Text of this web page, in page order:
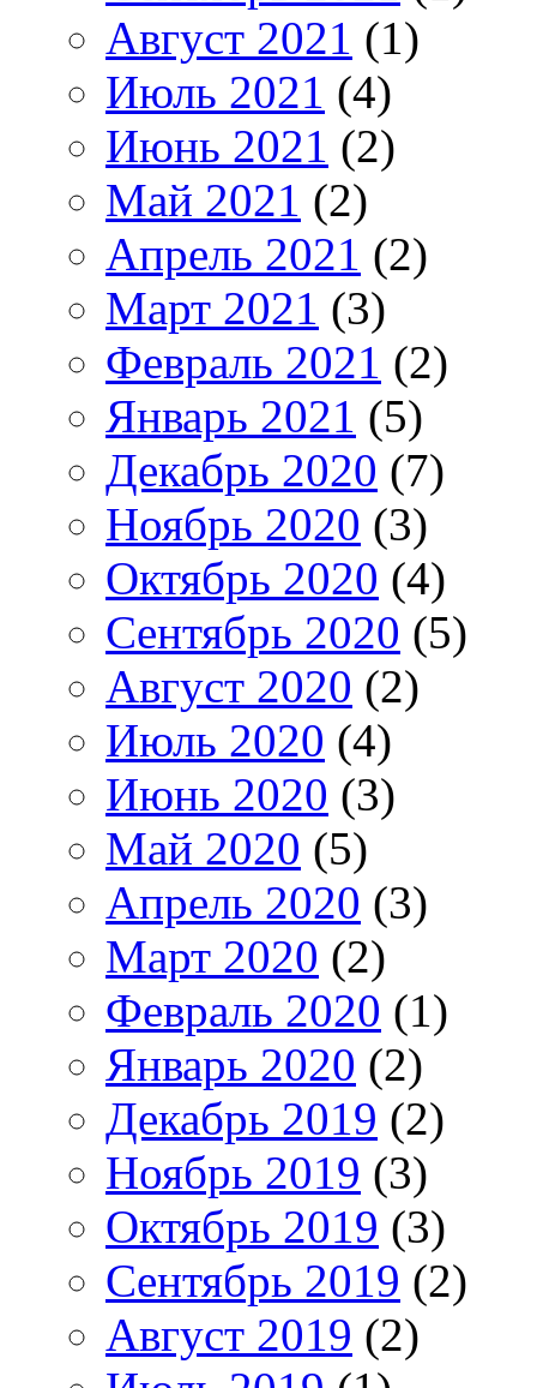
Август 2021 (1)
Июль 2021 (4)
Июнь 2021 (2)
Май 2021 (2)
Апрель 2021 (2)
Март 2021 (3)
Февраль 2021 (2)
Январь 2021 (5)
Декабрь 2020 (7)
Ноябрь 2020 (3)
Октябрь 2020 (4)
Сентябрь 2020 (5)
Август 2020 (2)
Июль 2020 (4)
Июнь 2020 (3)
Май 2020 (5)
Апрель 2020 (3)
Март 2020 (2)
Февраль 2020 (1)
Январь 2020 (2)
Декабрь 2019 (2)
Ноябрь 2019 (3)
Октябрь 2019 (3)
Сентябрь 2019 (2)
Август 2019 (2)